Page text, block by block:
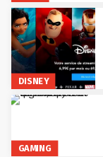
DISNEY
GAMING